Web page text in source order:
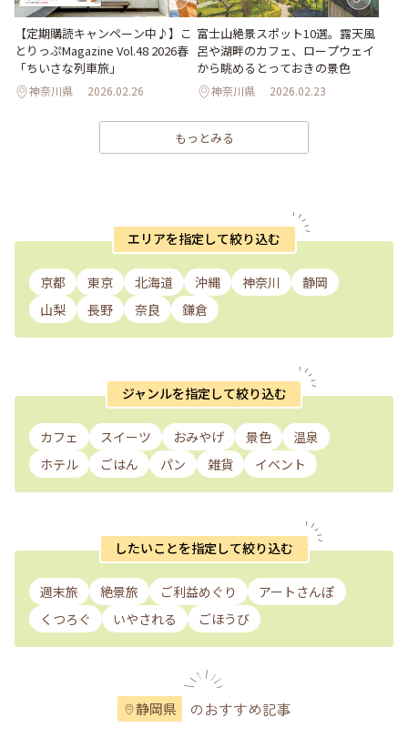
【定期購読キャンペーン中♪】こ
とりっぷMagazine Vol.48 2026春
「ちいさな列車旅」
神奈川県 2026.02.26
富士山絶景スポット10選。露天風
呂や湖畔のカフェ、ロープウェイ
から眺めるとっておきの景色
神奈川県 2026.02.23
もっとみる
エリアを指定して絞り込む
京都 東京 北海道 沖縄 神奈川
静岡
山梨
長野 奈良 鎌倉
ジャンルを指定して絞り込む
カフェ スイーツ おみやげ 景色
温泉
ホテル
ごはん パン 雑貨 イベント
したいことを指定して絞り込む
週末旅 絶景旅 ご利益めぐり
アートさんぽ
くつろぐ
いやされる ごほうび
静岡県 のおすすめ記事